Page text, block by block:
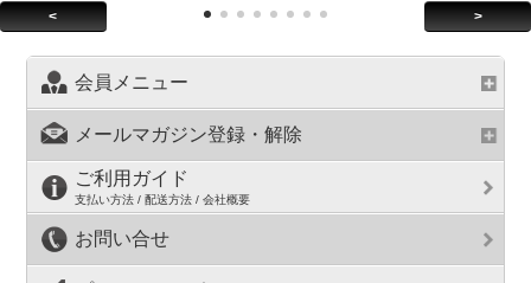
< >
会員メニュー
メールマガジン登録・解除
ご利用ガイド
支払い方法 / 配送方法 / 会社概要
お問い合せ